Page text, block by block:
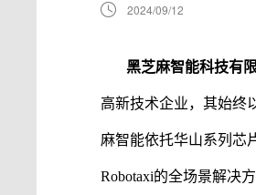
2024/09/12
黑芝麻智能科技有
高新技术企业，其始终
麻智能依托华山系列芯
Robotaxi的全场景解决